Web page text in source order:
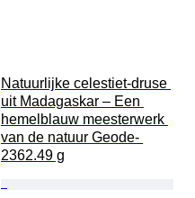
Natuurlijke celestiet-druse
uit Madagaskar – Een
hemelblauw meesterwerk
van de natuur Geode-
2362.49 g